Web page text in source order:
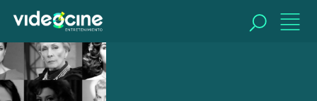
Tag Archive: Meche Barbara